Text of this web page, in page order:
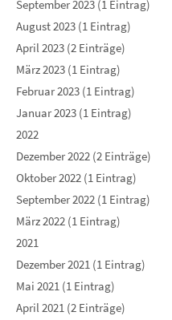
September 2023 (1 Eintrag)
August 2023 (1 Eintrag)
April 2023 (2 Einträge)
März 2023 (1 Eintrag)
Februar 2023 (1 Eintrag)
Januar 2023 (1 Eintrag)
2022
Dezember 2022 (2 Einträge)
Oktober 2022 (1 Eintrag)
September 2022 (1 Eintrag)
März 2022 (1 Eintrag)
2021
Dezember 2021 (1 Eintrag)
Mai 2021 (1 Eintrag)
April 2021 (2 Einträge)